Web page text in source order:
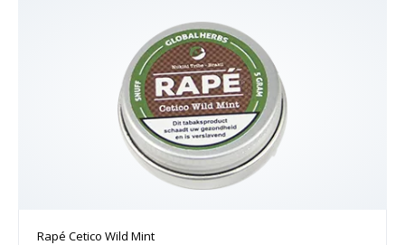
Rapé Cetico Wild Mint